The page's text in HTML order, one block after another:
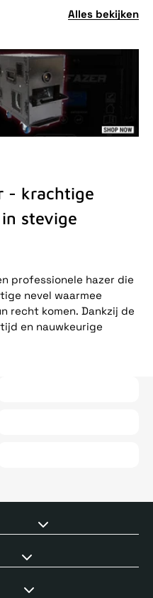
Alles bekijken
- krachtige
stevige
professionele hazer die
nevel waarmee
recht komen. Dankzij de
en nauwkeurige
Echte winkel +35